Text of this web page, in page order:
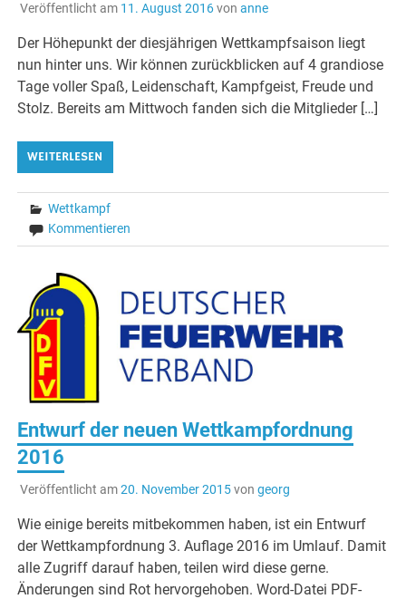
Veröffentlicht am 11. August 2016von anne
Der Höhepunkt der diesjährigen Wettkampfsaison liegt
nun hinter uns. Wir können zurückblicken auf 4 grandiose
Tage voller Spaß, Leidenschaft, Kampfgeist, Freude und
Stolz. Bereits am Mittwoch fanden sich die Mitglieder […]
WEITERLESEN
Wettkampf
Kommentieren
Entwurf der neuen Wettkampfordnung
2016
Veröffentlicht am20. November 2015von georg
Wie einige bereits mitbekommen haben, ist ein Entwurf
der Wettkampfordnung 3. Auflage 2016 im Umlauf. Damit
alle Zugriff darauf haben, teilen wird diese gerne.
Änderungen sind Rot hervorgehoben. Word-Datei PDF-